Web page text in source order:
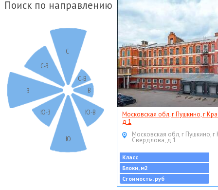
Поиск по направлению
С
С-В
В
Ю-В
Ю
Ю-З
З
С-З
Московская обл, г Пушкино, г
д 1
Московская обл, г Пушкино, г
Свердлова, д 1
Класс
Блоки, м2
Стоимость, руб